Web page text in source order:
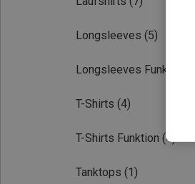
Longsleeves (5)
Longsleeves Funktion
T-Shirts (4)
T-Shirts Funktion (4)
Tanktops (1)